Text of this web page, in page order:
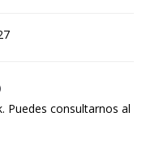
Puedes consultarnos al